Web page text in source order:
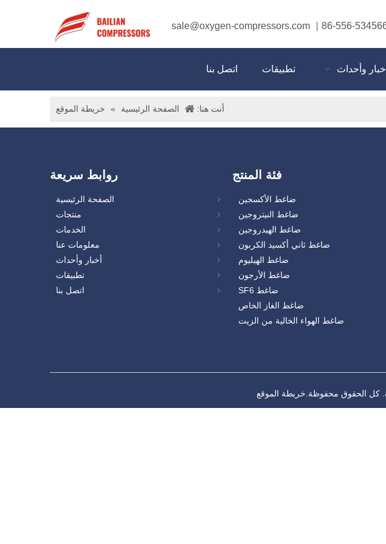
sale@oxygen-compressors.com
أخبار وأحداث تطبيقات اتصل بنا
أنت هنا: الصفحة الرئيسية » خريطة الموقع
روابط سريعة
الصفحة الرئيسية
منتجات
الخدمات
معلومات عنا
أخبار وأحداث
تطبيقات
اتصل بنا
فئة المنتج
ضاغط الأكسجين
ضاغط النيتروجين
ضاغط الهيدروجين
ضاغط ثاني أكسيد الكربون
ضاغط الهيليوم
ضاغط الأرجون
ضاغط SF6
ضاغط الغاز الخاص
ضاغط الهواء الخالية من الزيت
خريطة الموقع